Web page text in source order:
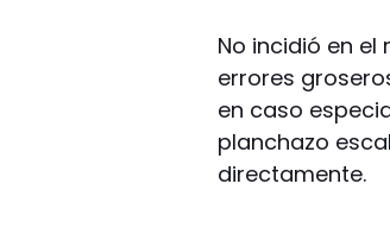
No incidió en
errores
en caso
planchazo
directamente.